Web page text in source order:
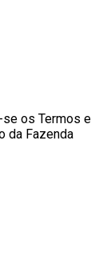
os Termos e
da Fazenda